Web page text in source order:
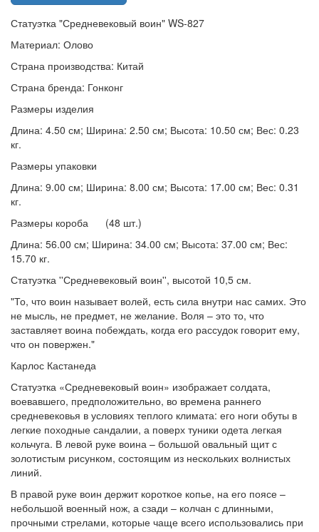
Статуэтка "Средневековый воин" WS-827
Материал: Олово
Страна производства: Китай
Страна бренда: Гонконг
Размеры изделия
Длина: 4.50 см; Ширина: 2.50 см; Высота: 10.50 см; Вес: 0.23
кг.
Размеры упаковки
Длина: 9.00 см; Ширина: 8.00 см; Высота: 17.00 см; Вес: 0.31
кг.
Размеры короба (48 шт.)
Длина: 56.00 см; Ширина: 34.00 см; Высота: 37.00 см; Вес:
15.70 кг.
Статуэтка ''Средневековый воин'', высотой 10,5 см.
"То, что воин называет волей, есть сила внутри нас самих. Это
не мысль, не предмет, не желание. Воля – это то, что
заставляет воина побеждать, когда его рассудок говорит ему,
что он повержен."
Карлос Кастанеда
Статуэтка «Средневековый воин» изображает солдата,
воевавшего, предположительно, во времена раннего
средневековья в условиях теплого климата: его ноги обуты в
легкие походные сандалии, а поверх туники одета легкая
кольчуга. В левой руке воина – большой овальный щит с
золотистым рисунком, состоящим из нескольких волнистых
линий.
В правой руке воин держит короткое копье, на его поясе –
небольшой военный нож, а сзади – колчан с длинными,
прочными стрелами, которые чаще всего использовались при